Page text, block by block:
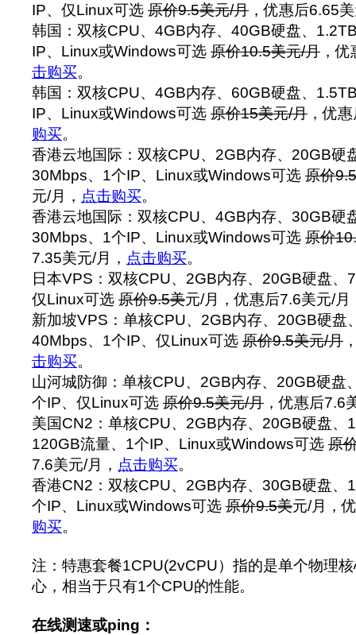
IP、仅Linux可选 原价9.5美元/月 ，优惠后6.65
韩国：双核CPU、4GB内存、40GB硬盘、
IP、Linux或Windows可选 原价10.5美元/月 ，
击购买。
韩国：双核CPU、4GB内存、60GB硬盘、
IP、Linux或Windows可选 原价15美元/月 ，优
购买。
香港云地国际：双核CPU、2GB内存、20GB硬
30Mbps、1个IP、Linux或Windows可选 原价
元/月， 点击购买。
香港云地国际：双核CPU、4GB内存、30GB硬
30Mbps、1个IP、Linux或Windows可选 原价
7.35美元/月， 点击购买。
日本VPS：双核CPU、2GB内存、20GB硬盘、
仅Linux可选 原价9.5美元/月，优惠后7.6美元/月
新加坡VPS：单核CPU、2GB内存、20GB硬盘
40Mbps、1个IP、仅Linux可选 原价9.5美元/月
击购买。
山河城防御：单核CPU、2GB内存、20GB硬盘
个IP、仅Linux可选 原价9.5美元/月 ，优惠后7.6
美国CN2：单核CPU、2GB内存、20GB硬盘、
120GB流量、1个IP、Linux或Windows可选 原
7.6美元/月， 点击购买。
香港CN2：双核CPU、2GB内存、30GB硬盘、
个IP、Linux或Windows可选 原价9.5美元/月，
购买。
注：特惠套餐1CPU(2vCPU）指的是单个物理
心，相当于只有1个CPU的性能。
在线测速或ping：